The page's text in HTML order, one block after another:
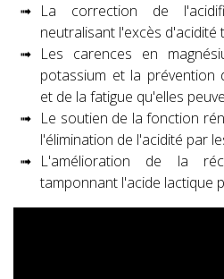
La correction de
neutralisant l'excès d'acidité
Les carences en
potassium et la prévention
et de la fatigue qu'elles
Le soutien de la fonction
l'élimination de l'acidité par
L'amélioration de la
tamponnant l'acide lactique